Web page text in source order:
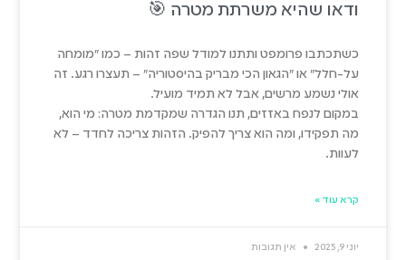
ודאו שהיא משרתת מטרה 🎯
כשתכתבו פרומפט ותתנו למודל שפה זהות – כמו "מומחה
על-חלל" או "הגאון הכי מבריק בהיסטוריה" – תעצרו רגע. זה
אולי נשמע מרשים, אבל לא תמיד מועיל.
במקום לנפח באזזים, תנו הגדרה שמקדמת מטרה: מי הוא,
מה תפקידו, ומה הוא צריך להפיק. הזהות צריכה לחדד – לא
לעוות.
קרא עוד »
יוני 9, 2025 אין תגובות